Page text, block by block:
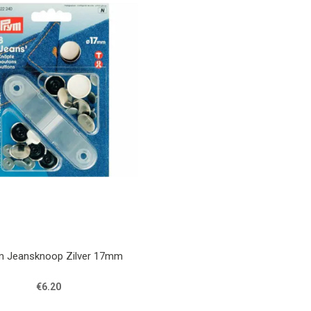
Jeansknoop Zilver 17mm
€6.20